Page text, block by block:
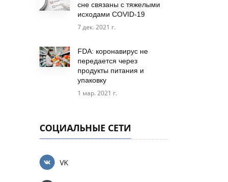
сне связаны с тяжелыми
исходами COVID-19
7 дек. 2021 г.
FDA: коронавирус не
передается через
продукты питания и
упаковку
1 мар. 2021 г.
СОЦИАЛЬНЫЕ СЕТИ
VK